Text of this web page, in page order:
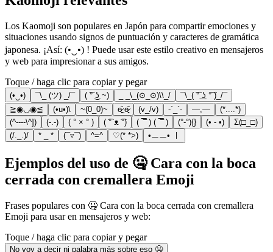
Los Kaomoji son populares en Japón para compartir emociones y
situaciones usando signos de puntuación y caracteres de gramática
japonesa. ¡Así: (•‿•) ! Puede usar este estilo creativo en mensajeros
y web para impresionar a sus amigos.
Toque / haga clic para copiar y pegar
(•‿•) ¯\_ (ツ) _/¯ ( ͡° ͜ʖ ~) _ _\_(⊙_⊙)\\_/
¯\_( ͠° ͟ʖ °͠ )_/¯
≧◉◡◉≦
(•u•)\ ~(0_0)~ ɵ̷̥̥᷄ˬɵ̷̥̥᷅ (v_/v) -`_`- —,—
(*....*)
(^----\^])
(-.-) ( ° × ° ) ( ͡° ᴥ ͡°) ( ‾᷅‾᷄ ) ( ‾᷅‾᷄ ) (°-°){} (• - •)
Σ(□_□)
(/._.)/
* _ * (¯▿¯) ^=^ ♡(* *>) •ㅡㅡ• ㅣ
Ejemplos del uso de 🤐 Cara con la boca
cerrada con cremallera Emoji
Frases populares con 🤐 Cara con la boca cerrada con cremallera
Emoji para usar en mensajeros y web:
Toque / haga clic para copiar y pegar
No voy a decir ni palabra más sobre eso 🤐